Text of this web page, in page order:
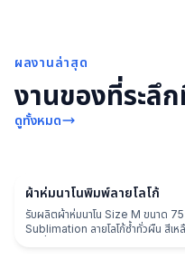
ผลงานล่าสุด
งานของที่ระลึก
ดูทั้งหมด
ผ้าห่ม
ผ้าห่มนาโนพิมพ์ลายโลโก้
รับผลิตผ้าห่มนาโน Size M ขนาด
Sublimation ลายโลโก้ซ้ำทั่วผืน สีเ